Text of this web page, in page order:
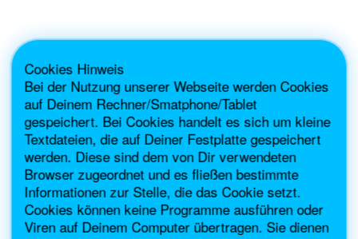
Cookies Hinweis
Bei der Nutzung unserer Webseite werden Cookies
auf Deinem Rechner/Smatphone/Tablet
gespeichert. Bei Cookies handelt es sich um kleine
Textdateien, die auf Deiner Festplatte gespeichert
werden. Diese sind dem von Dir verwendeten
Browser zugeordnet und es fließen bestimmte
Informationen zur Stelle, die das Cookie setzt.
Cookies können keine Programme ausführen oder
Viren auf Deinem Computer übertragen. Sie dienen